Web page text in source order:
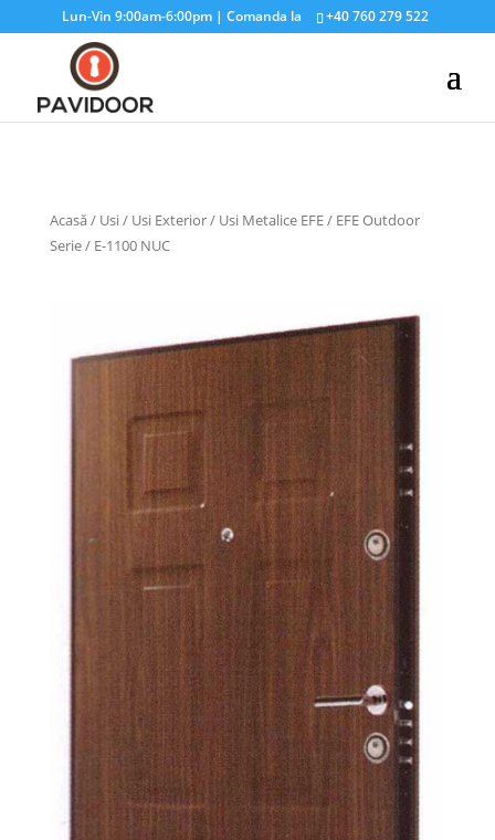
Lun-Vin 9:00am-6:00pm | Comanda la +40 760 279 522
Acasă/ Usi/ Usi Exterior/ Usi Metalice EFE/ EFE Outdoor
Serie/ E-1100 NUC